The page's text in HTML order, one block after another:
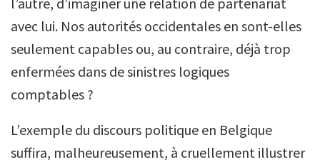
avec lui. Nos autorités occidentales en sont-elles
seulement capables ou, au contraire, déjà trop
enfermées dans de sinistres logiques
comptables ?
L’exemple du discours politique en Belgique
suffira, malheureusement, à cruellement illustrer